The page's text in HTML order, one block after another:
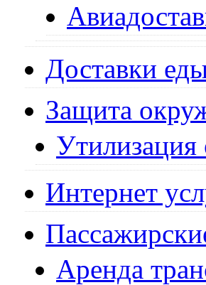
Доставки
Защита
Утилизация
Интернет
Аренда